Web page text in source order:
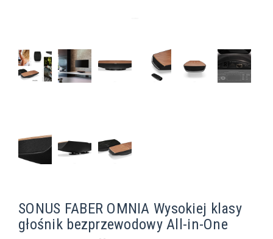
SONUS FABER OMNIA Wysokiej klasy
głośnik bezprzewodowy All-in-One